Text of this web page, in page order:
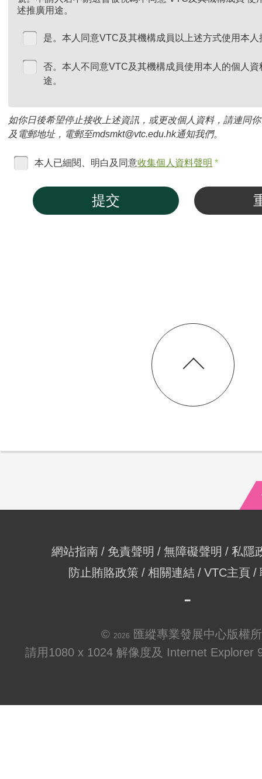
述推廣用途。
是。本人同意VTC及其機構成員以上述方式使用本
否。本人不同意VTC及其機構成員使用本人的個人
途。
如你日後希望停止接收上述資訊，或更改個人資料，請連同
及電郵地址，電郵至mdsmkt@vtc.edu.hk通知我們。
本人已細閱、明白及同意收集個人資料聲明 *
提交
網站指南 免責聲明 無障礙聲明
私隱
防止賄賂政策
相關連結 VTC主頁
© 2026
匯縱專業發展中心版權
請用1080 x 1024 解像度及 Internet Explorer